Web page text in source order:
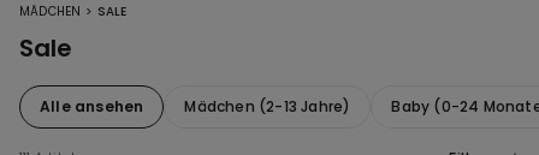
MÄDCHEN > SALE
Sale
Alle ansehen Mädchen (2-13 Jahre) Baby (0-24